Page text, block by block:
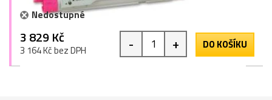
Nedostupné
3 829 Kč
3 164 Kč bez DPH - + DO KOŠÍKU